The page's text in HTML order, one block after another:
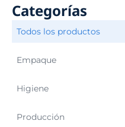
Categorías
Empaque
Higiene
Producción
Todos los productos